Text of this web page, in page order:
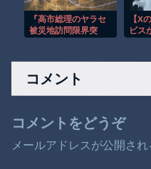
『高市総理のヤラセ
被災地訪問限界突
ん､アニメ化決定！』
ほか 8/5 ネタ
【X
ビス
コメント
コメントをどうぞ
メールアドレスが公開され